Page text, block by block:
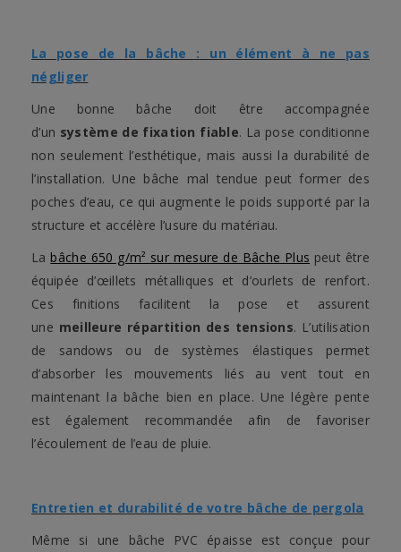
La pose de la bâche : un élément à ne pas
négliger
Une bonne bâche doit être accompagnée
d’un système de fixation fiable. La pose conditionne
non seulement l’esthétique, mais aussi la durabilité de
l’installation. Une bâche mal tendue peut former des
poches d’eau, ce qui augmente le poids supporté par la
structure et accélère l’usure du matériau.
La bâche 650 g/m² sur mesure de Bâche Plus peut être
équipée d’œillets métalliques et d’ourlets de renfort.
Ces finitions facilitent la pose et assurent
une meilleure répartition des tensions. L’utilisation
de sandows ou de systèmes élastiques permet
d’absorber les mouvements liés au vent tout en
maintenant la bâche bien en place. Une légère pente
est également recommandée afin de favoriser
l’écoulement de l’eau de pluie.
Entretien et durabilité de votre bâche de pergola
Même si une bâche PVC épaisse est conçue pour